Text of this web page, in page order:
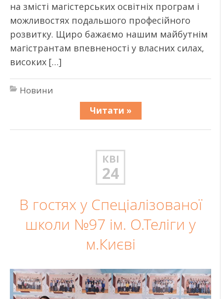
на змісті магістерських освітніх програм і
можливостях подальшого професійного
розвитку. Щиро бажаємо нашим майбутнім
магістрантам впевненості у власних силах,
високих […]
Новини
Читати »
КВІ
24
В гостях у Спеціалізованої
школи №97 ім. О.Теліги у
м.Києві